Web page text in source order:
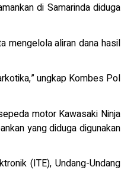
di Samarinda diduga
mengelola aliran dana hasil
ungkap Kombes Pol
motor Kawasaki Ninja
yang diduga digunakan
(ITE), Undang-Undang